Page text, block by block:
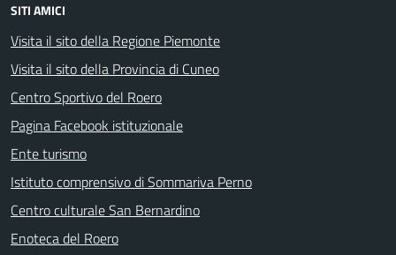
SITI AMICI
Visita il sito della Regione Piemonte
Visita il sito della Provincia di Cuneo
Centro Sportivo del Roero
Pagina Facebook istituzionale
Ente turismo
Istituto comprensivo di Sommariva Perno
Centro culturale San Bernardino
Enoteca del Roero